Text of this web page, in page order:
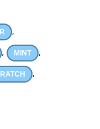
,
, MINT ,
,